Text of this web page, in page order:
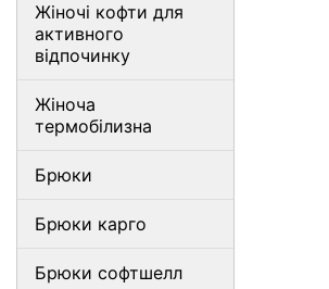
Жіночі кофти для
активного
відпочинку
Жіноча
термобілизна
Брюки
Брюки карго
Брюки софтшелл